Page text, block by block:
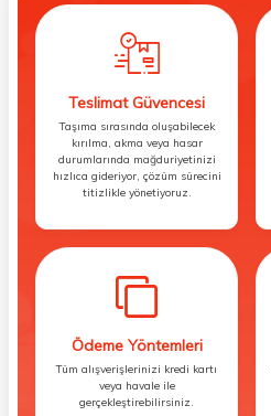
Teslimat Güvencesi
Taşıma sırasında oluşabilecek
kırılma, akma veya hasar
durumlarında mağduriyetinizi
hızlıca gideriyor, çözüm sürecini
titizlikle yönetiyoruz.
Ödeme Yöntemleri
Tüm alışverişlerinizi kredi kartı
veya havale ile
gerçekleştirebilirsiniz.